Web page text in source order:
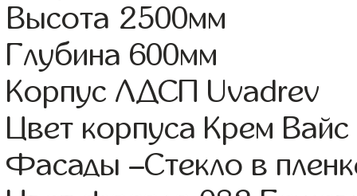
Высота 2500мм
Глубина 600мм
Корпус ЛДСП Uvadrev
Цвет корпуса Крем Вайс
Фасады –Стекло в